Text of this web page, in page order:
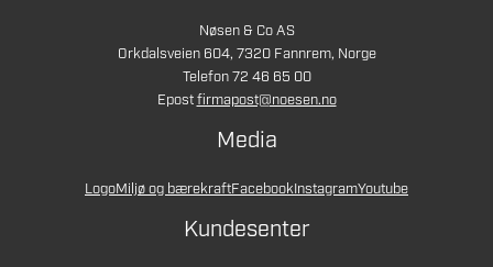
Nøsen & Co AS
Orkdalsveien 604, 7320 Fannrem, Norge
Telefon 72 46 65 00
Epostfirmapost@noesen.no
Media
LogoMiljø og bærekraftFacebookInstagramYoutube
Kundesenter